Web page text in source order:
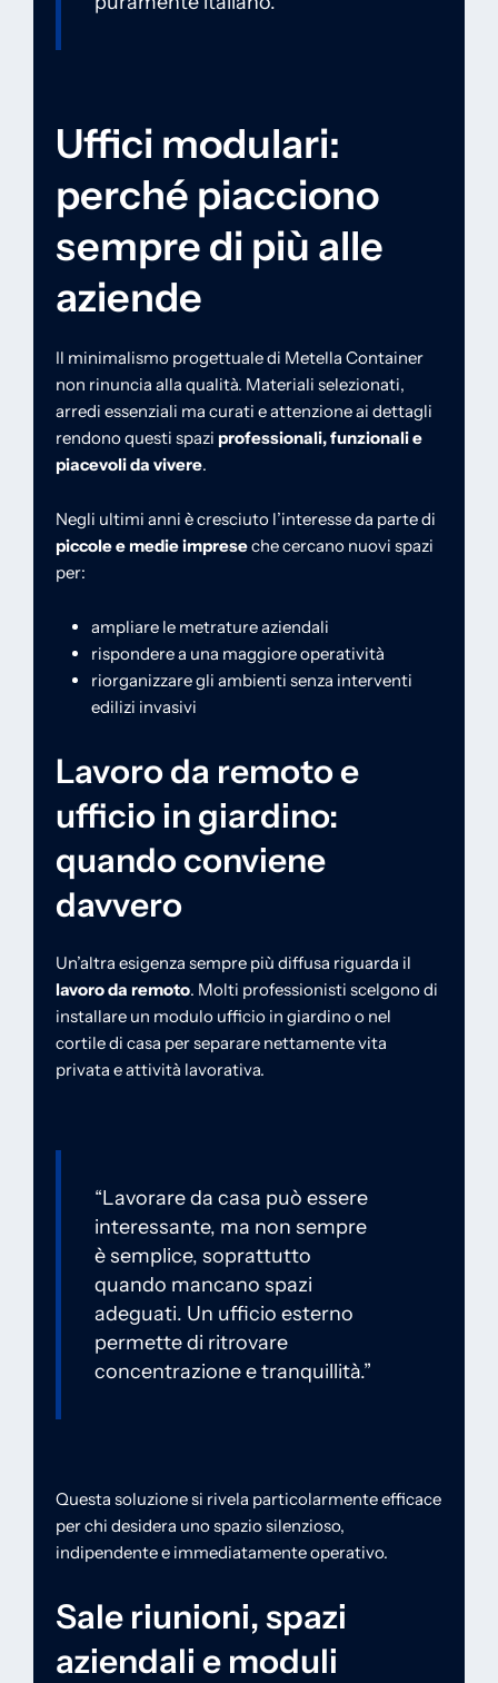
Uffici modulari:
perché piacciono
sempre di più alle
aziende
Il minimalismo progettuale di Metella Container
non rinuncia alla qualità. Materiali selezionati,
arredi essenziali ma curati e attenzione ai dettagli
rendono questi spazi professionali, funzionali e
piacevoli da vivere.
Negli ultimi anni è cresciuto l’interesse da parte di
piccole e medie impreseche cercano nuovi spazi
per:
ampliare le metrature aziendali
rispondere a una maggiore operatività
riorganizzare gli ambienti senza interventi
edilizi invasivi
Lavoro da remoto e
ufficio in giardino:
quando conviene
davvero
Un’altra esigenza sempre più diffusa riguarda il
lavoro da remoto. Molti professionisti scelgono di
installare un modulo ufficio in giardino o nel
cortile di casa per separare nettamente vita
privata e attività lavorativa.
“Lavorare da casa può essere
interessante, ma non sempre
è semplice, soprattutto
quando mancano spazi
adeguati. Un ufficio esterno
permette di ritrovare
concentrazione e tranquillità.”
Questa soluzione si rivela particolarmente efficace
per chi desidera uno spazio silenzioso,
indipendente e immediatamente operativo.
Sale riunioni, spazi
aziendali e moduli